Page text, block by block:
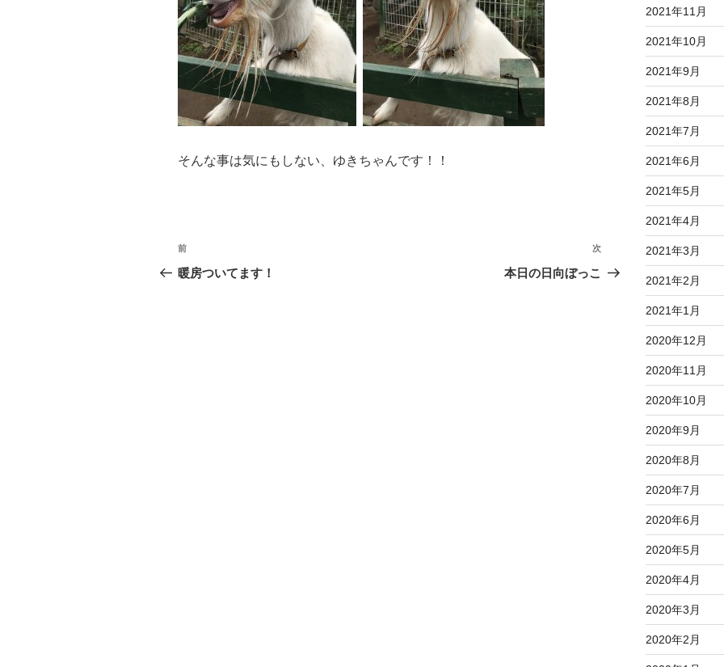
そんな事は気にもしない、ゆきちゃんです！！
投
稿
過
去
前
暖房ついてます！
の
次
本日の日向ぼっこ
2021年11月
2021年10月
2021年9月
2021年8月
2021年7月
2021年6月
2021年5月
2021年4月
2021年3月
2021年2月
2021年1月
2020年12月
2020年11月
2020年10月
2020年9月
2020年8月
2020年7月
2020年6月
2020年5月
2020年4月
2020年3月
2020年2月